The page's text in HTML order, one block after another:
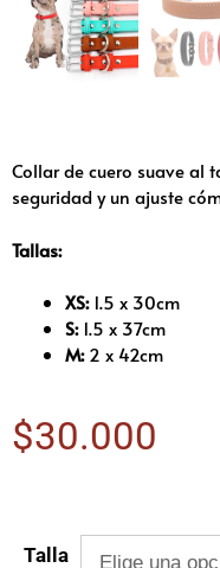
Collar de cuero suave al
seguridad y un ajuste
Tallas:
XS:1.5 x 30cm
S:1.5 x 37cm
M:2 x 42cm
$30.000
Talla